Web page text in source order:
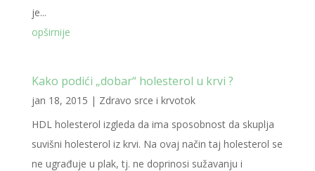
je...
opširnije
Kako podići „dobar“ holesterol u krvi ?
jan 18, 2015 | Zdravo srce i krvotok
HDL holesterol izgleda da ima sposobnost da skuplja
suvišni holesterol iz krvi. Na ovaj način taj holesterol se
ne ugrađuje u plak, tj. ne doprinosi sužavanju i